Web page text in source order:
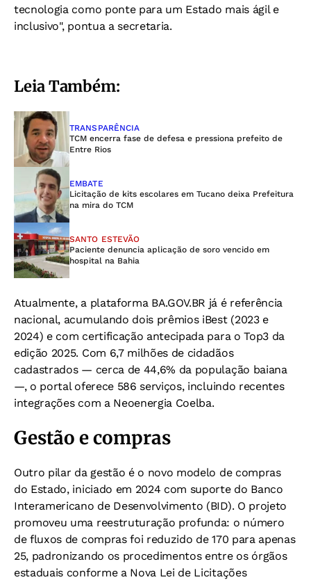
tecnologia como ponte para um Estado mais ágil e
inclusivo", pontua a secretaria.
Leia Também:
TRANSPARÊNCIA
TCM encerra fase de defesa e pressiona prefeito de
Entre Rios
EMBATE
Licitação de kits escolares em Tucano deixa Prefeitura
na mira do TCM
SANTO ESTEVÃO
Paciente denuncia aplicação de soro vencido em
hospital na Bahia
Atualmente, a plataforma BA.GOV.BR já é referência
nacional, acumulando dois prêmios iBest (2023 e
2024) e com certificação antecipada para o Top3 da
edição 2025. Com 6,7 milhões de cidadãos
cadastrados — cerca de 44,6% da população baiana
—, o portal oferece 586 serviços, incluindo recentes
integrações com a Neoenergia Coelba.
Gestão e compras
Outro pilar da gestão é o novo modelo de compras
do Estado, iniciado em 2024 com suporte do Banco
Interamericano de Desenvolvimento (BID). O projeto
promoveu uma reestruturação profunda: o número
de fluxos de compras foi reduzido de 170 para apenas
25, padronizando os procedimentos entre os órgãos
estaduais conforme a Nova Lei de Licitações